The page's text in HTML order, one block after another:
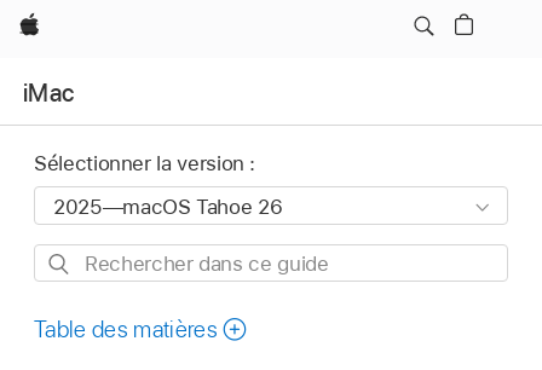
Apple
iMac
Sélectionner la version :
Rechercher
ce
Table des matières